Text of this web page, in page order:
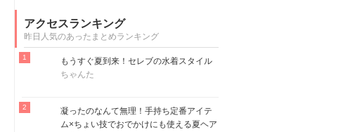
アクセスランキング
昨日人気のあったまとめランキング
もうすぐ夏到来！セレブの水着スタイル
ちゃんた
凝ったのなんて無理！手持ち定番アイテ
ム×ちょい技でおでかけにも使える夏ヘア